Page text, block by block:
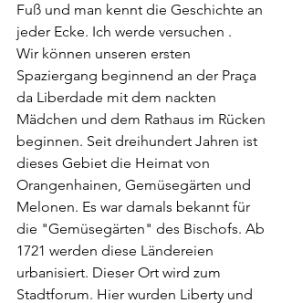
Fuß und man kennt die Geschichte an
jeder Ecke. Ich werde versuchen .
Wir können unseren ersten
Spaziergang beginnend an der Praça
da Liberdade mit dem nackten
Mädchen und dem Rathaus im Rücken
beginnen. Seit dreihundert Jahren ist
dieses Gebiet die Heimat von
Orangenhainen, Gemüsegärten und
Melonen. Es war damals bekannt für
die "Gemüsegärten" des Bischofs. Ab
1721 werden diese Ländereien
urbanisiert. Dieser Ort wird zum
Stadtforum. Hier wurden Liberty und